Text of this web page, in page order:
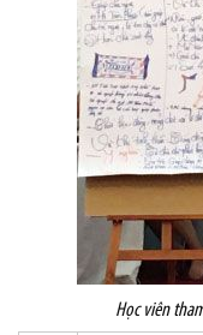
Học viên